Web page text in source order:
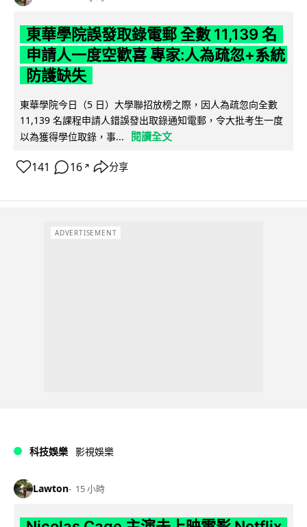
東華學院誤發取錄電郵 全數 11,139 名
申請人一度空歡喜 專家:人為疏忽+系統
防護缺失
東華學院今日（5 日）大學聯招放榜之際，因人為疏忽向全數
11,139 名課程申請人錯誤發出取錄通知電郵，令大批考生一度
以為獲得學位取錄，事...
閱讀全文
141 16 ↗ 分享
ADVERTISEMENT
科技娛樂 影視娛樂
Lawton 15 小時